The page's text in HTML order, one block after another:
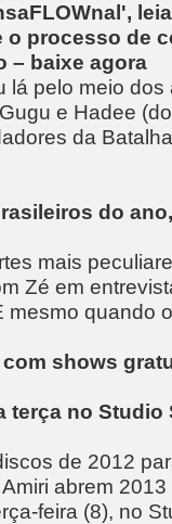
o processo de
– baixe agora
lá pelo meio
e Hadee
da
do
mais
Zé em
mesmo quando
shows
no Studio
de 2012
abrem
feira (8), no